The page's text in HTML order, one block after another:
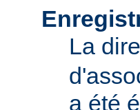
La
a été